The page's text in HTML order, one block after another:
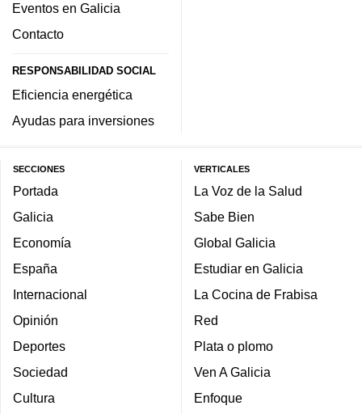
Eventos en Galicia
Contacto
RESPONSABILIDAD SOCIAL
Eficiencia energética
Ayudas para inversiones
SECCIONES
Portada
Galicia
Economía
España
Internacional
Opinión
Deportes
Sociedad
Cultura
VERTICALES
La Voz de la Salud
Sabe Bien
Global Galicia
Estudiar en Galicia
La Cocina de Frabisa
Red
Plata o plomo
Ven A Galicia
Enfoque